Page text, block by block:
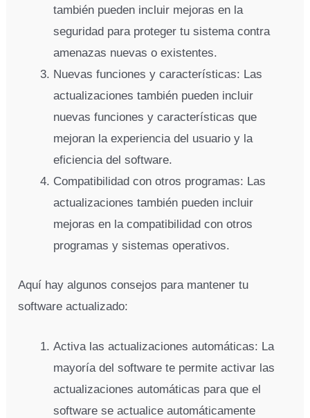
también pueden incluir mejoras en la
seguridad para proteger tu sistema contra
amenazas nuevas o existentes.
Nuevas funciones y características: Las
actualizaciones también pueden incluir
nuevas funciones y características que
mejoran la experiencia del usuario y la
eficiencia del software.
Compatibilidad con otros programas: Las
actualizaciones también pueden incluir
mejoras en la compatibilidad con otros
programas y sistemas operativos.
Aquí hay algunos consejos para mantener tu
software actualizado:
Activa las actualizaciones automáticas: La
mayoría del software te permite activar las
actualizaciones automáticas para que el
software se actualice automáticamente